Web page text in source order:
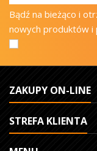
Bądź na bieżąco i
nowych produktów i
ZAKUPY ON-LINE
STREFA KLIENTA